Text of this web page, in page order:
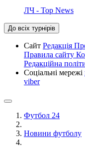
ЛЧ - Top News
До всіх турнірів
Сайт Редакція
Правила сайту
Редакційна
Соціальні мережі
viber
Футбол 24
Новини футболу